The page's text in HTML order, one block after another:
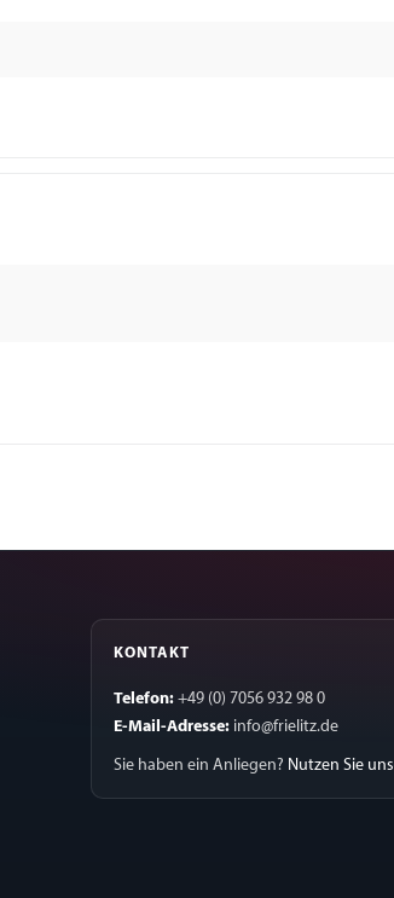
KONTAKT
Telefon: +49 (0) 7056 932 98 0
E-Mail-Adresse: info@frielitz.de
Sie haben ein Anliegen? Nutzen Sie